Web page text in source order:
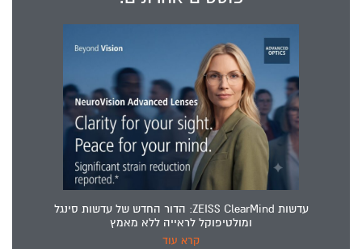
עדשות ZEISS ClearMind: הדור החדש של עדשות סינגל
ומולטיפוקל לראייה ללא מאמץ
קרא עוד